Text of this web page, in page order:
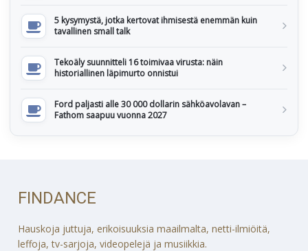
5 kysymystä, jotka kertovat ihmisestä enemmän kuin
tavallinen small talk
Tekoäly suunnitteli 16 toimivaa virusta: näin
historiallinen läpimurto onnistui
Ford paljasti alle 30 000 dollarin sähköavolavan –
Fathom saapuu vuonna 2027
FINDANCE
Hauskoja juttuja, erikoisuuksia maailmalta, netti-ilmiöitä,
leffoja, tv-sarjoja, videopelejä ja musiikkia.